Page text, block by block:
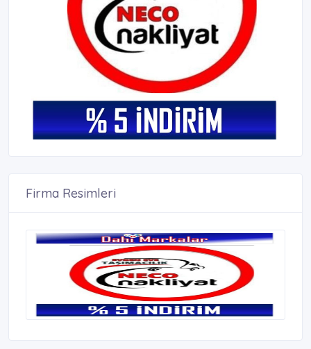
Firma Resimleri